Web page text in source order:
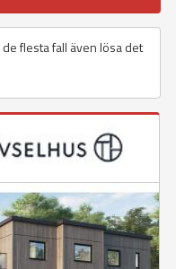
flesta fall även lösa det